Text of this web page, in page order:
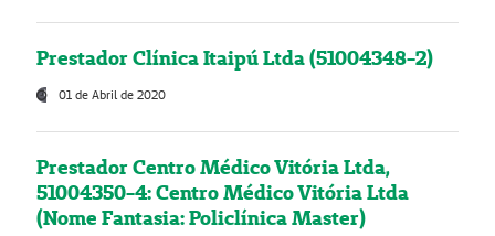
Prestador Clínica Itaipú Ltda (51004348-2)
01 de Abril de 2020
Prestador Centro Médico Vitória Ltda,
51004350-4: Centro Médico Vitória Ltda
(Nome Fantasia: Policlínica Master)